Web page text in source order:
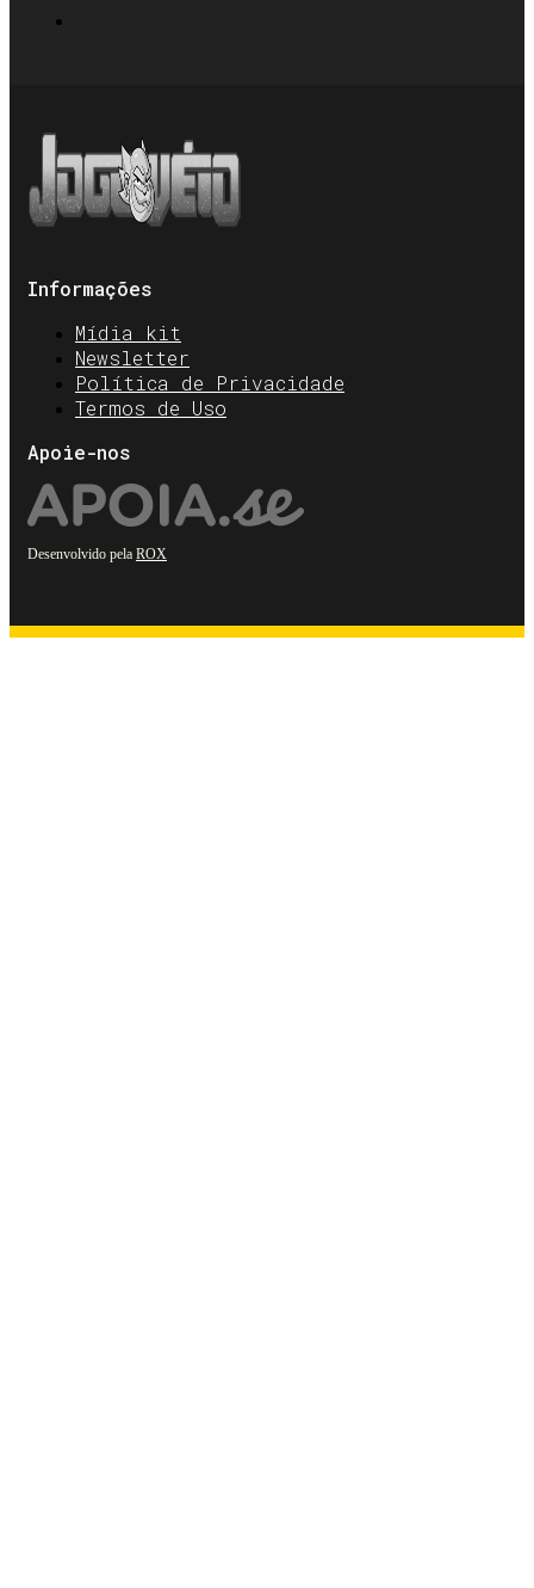
Informações
Mídia kit
Newsletter
Política de Privacidade
Termos de Uso
Apoie-nos
Desenvolvido pela ROX